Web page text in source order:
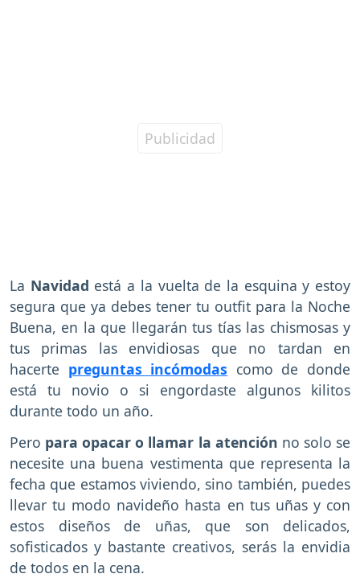
La Navidad está a la vuelta de la esquina y estoy
segura que ya debes tener tu outfit para la Noche
Buena, en la que llegarán tus tías las chismosas y
tus primas las envidiosas que no tardan en
hacerte preguntas incómodas como de donde
está tu novio o si engordaste algunos kilitos
durante todo un año.
Pero para opacar o llamar la atención no solo se
necesite una buena vestimenta que representa la
fecha que estamos viviendo, sino también, puedes
llevar tu modo navideño hasta en tus uñas y con
estos diseños de uñas, que son delicados,
sofisticados y bastante creativos, serás la envidia
de todos en la cena.